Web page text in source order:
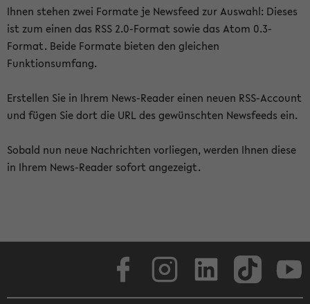
Ihnen stehen zwei Formate je Newsfeed zur Auswahl: Dieses
ist zum einen das RSS 2.0-Format sowie das Atom 0.3-
Format. Beide Formate bieten den gleichen
Funktionsumfang.
Erstellen Sie in Ihrem News-Reader einen neuen RSS-Account
und fügen Sie dort die URL des gewünschten Newsfeeds ein.
Sobald nun neue Nachrichten vorliegen, werden Ihnen diese
in Ihrem News-Reader sofort angezeigt.